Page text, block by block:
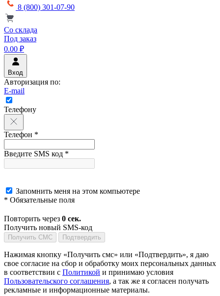
8 (800) 301-07-90
Со склада
Под заказ
0.00 ₽
Вход
Авторизация по:
E-mail
Телефону
Телефон *
Введите SMS код *
Запомнить меня на этом компьютере
* Обязательные поля
Повторить через 0 сек.
Получить новый SMS-код
Получить СМС Подтвердить
Нажимая кнопку «Получить смс» или «Подтвердить», я даю
свое согласие на сбор и обработку моих персональных данных
в соответствии с Политикой и принимаю условия
Пользовательского соглашения, а так же я согласен получать
рекламные и информационные материалы.